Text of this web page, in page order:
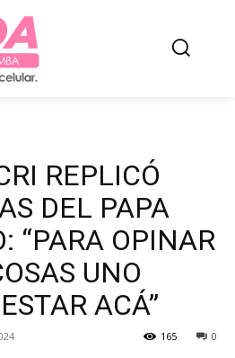
REPLICÓ
DEL PAPA
“PARA OPINAR
UNO
ACÁ”
0
165